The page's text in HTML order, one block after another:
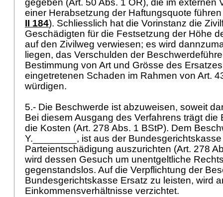
gegeben (Art. 50 Abs. 1 OR), die im externen
einer Herabsetzung der Haftungsquote
II 184). Schliesslich hat die Vorinstanz die
Geschädigten für die Festsetzung der Höhe
auf den Zivilweg verwiesen; es wird
liegen, das Verschulden der
Bestimmung von Art und Grösse des
eingetretenen Schaden im Rahmen von Art.
würdigen.
5.- Die Beschwerde ist abzuweisen, soweit
Bei diesem Ausgang des Verfahrens trägt die
die Kosten (Art. 278 Abs. 1 BStP). Dem
Y.________, ist aus der
Parteientschädigung auszurichten (Art. 278
wird dessen Gesuch um unentgeltliche
gegenstandslos. Auf die Verpflichtung der
Bundesgerichtskasse Ersatz zu leisten, wird
Einkommensverhältnisse verzichtet.